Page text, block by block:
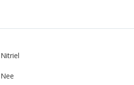
Nitriel
Nee